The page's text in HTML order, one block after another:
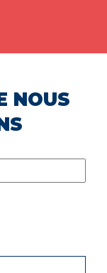
NOUS